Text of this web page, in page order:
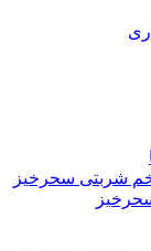
شربتی سحرخیز